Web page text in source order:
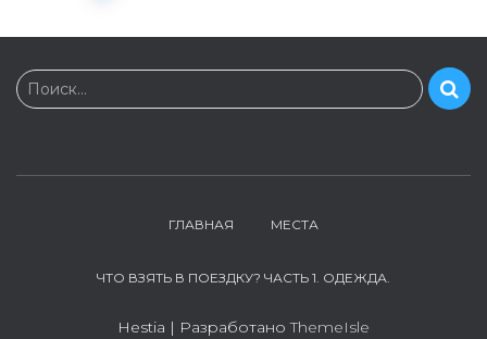
Н
а
и
Поиск…
ГЛАВНАЯ МЕСТА
ЧТО ВЗЯТЬ В ПОЕЗДКУ? ЧАСТЬ 1. ОДЕЖДА.
Hestia | РазработаноThemeIsle